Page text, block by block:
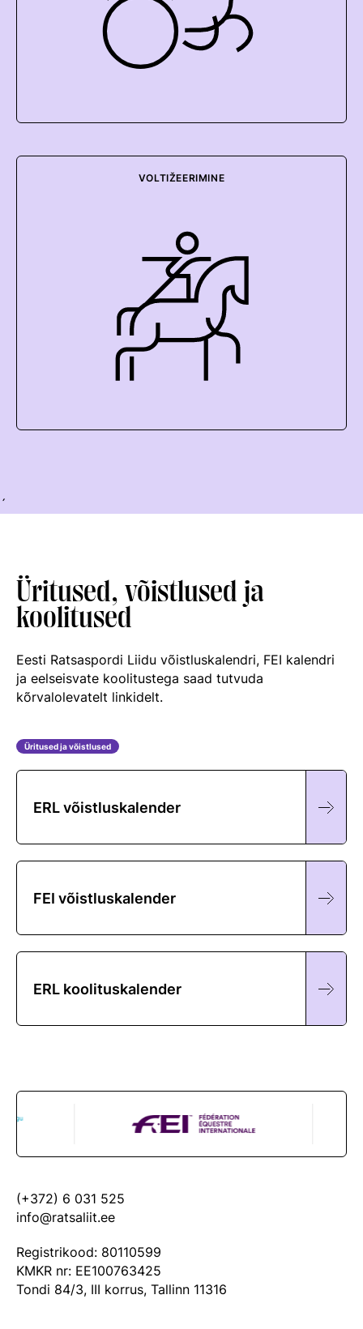
VOLTIŽEERIMINE
´
Üritused, võistlused ja
koolitused
Eesti Ratsaspordi Liidu võistluskalendri, FEI kalendri
ja eelseisvate koolitustega saad tutvuda
kõrvalolevatelt linkidelt.
Üritused ja võistlused
ERL võistluskalender
FEI võistluskalender
ERL koolituskalender
(+372) 6 031 525
info@ratsaliit.ee
Registrikood: 80110599
KMKR nr: EE100763425
Tondi 84/3, III korrus, Tallinn 11316